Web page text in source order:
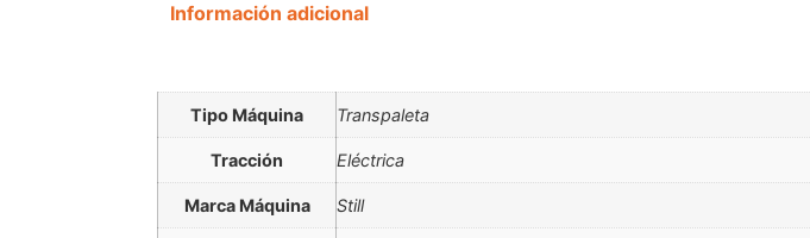
Información adicional
Tipo Máquina Transpaleta
Tracción Eléctrica
Marca Máquina Still